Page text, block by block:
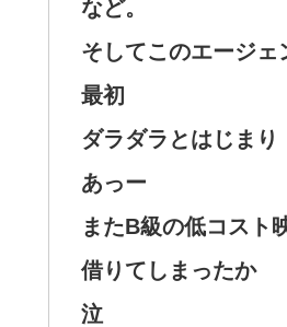
など。
そしてこのエージェ
最初
ダラダラとはじまり
あっー
またB級の低コスト
借りてしまったか
泣